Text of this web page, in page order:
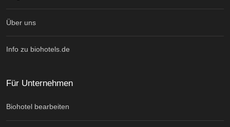
Über uns
Info zu biohotels.de
Für Unternehmen
Biohotel bearbeiten